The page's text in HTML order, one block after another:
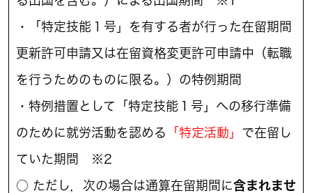
・「特定技能１号」を有する者が行った在留期間
更新許可申請又は在留資格変更許可申請中（転職
を行うためのものに限る。）の特例期間
・特例措置として「特定技能１号」への移行準備
のために就労活動を認める 「特定活動」 で在留し
ていた期間 ※2
○ ただし，次の場合は通算在留期間に含まれませ